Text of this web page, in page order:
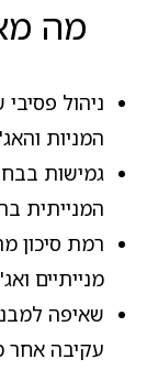
מה
ניהול
המניות
גמישות
המנייתית
רמת סיכון
מנייתיים
שאיפה
עקיבה אחר